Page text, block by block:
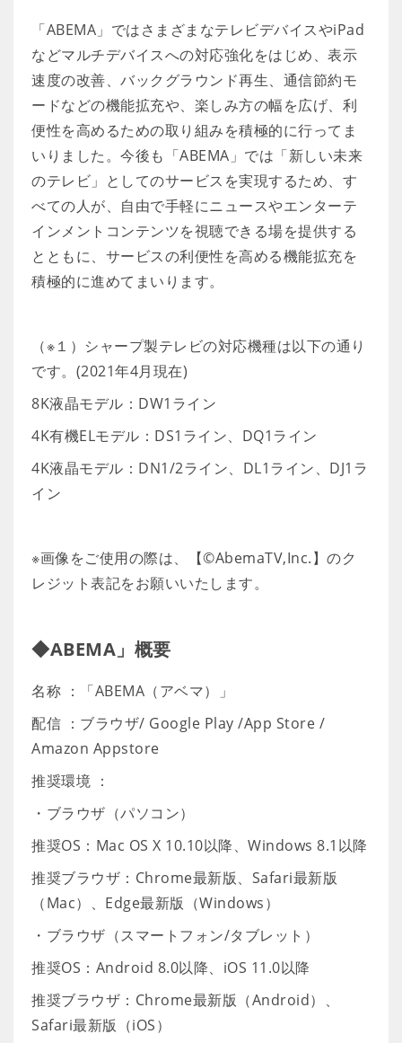
「ABEMA」ではさまざまなテレビデバイスやiPad
などマルチデバイスへの対応強化をはじめ、表示
速度の改善、バックグラウンド再生、通信節約モ
ードなどの機能拡充や、楽しみ方の幅を広げ、利
便性を高めるための取り組みを積極的に行ってま
いりました。今後も「ABEMA」では「新しい未来
のテレビ」としてのサービスを実現するため、す
べての人が、自由で手軽にニュースやエンターテ
インメントコンテンツを視聴できる場を提供する
とともに、サービスの利便性を高める機能拡充を
積極的に進めてまいります。
（※１）シャープ製テレビの対応機種は以下の通り
です。(2021年4月現在)
8K液晶モデル：DW1ライン
4K有機ELモデル：DS1ライン、DQ1ライン
4K液晶モデル：DN1/2ライン、DL1ライン、DJ1ラ
イン
※画像をご使用の際は、【©AbemaTV,Inc.】のク
レジット表記をお願いいたします。
◆ABEMA」概要
名称 ：「ABEMA（アベマ）」
配信 ：ブラウザ/ Google Play /App Store /
Amazon Appstore
推奨環境 ：
・ブラウザ（パソコン）
推奨OS：Mac OS X 10.10以降、Windows 8.1以降
推奨ブラウザ：Chrome最新版、Safari最新版
（Mac）、Edge最新版（Windows）
・ブラウザ（スマートフォン/タブレット）
推奨OS：Android 8.0以降、iOS 11.0以降
推奨ブラウザ：Chrome最新版（Android）、
Safari最新版（iOS）